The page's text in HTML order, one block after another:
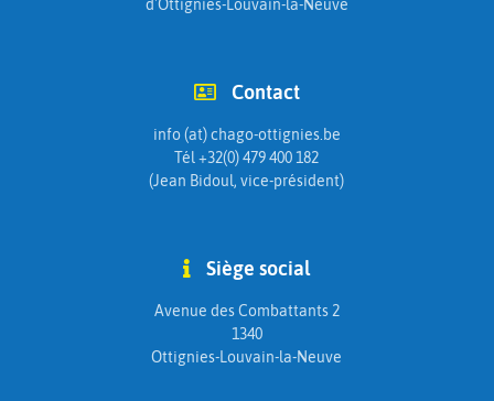
d'Ottignies-Louvain-la-Neuve
Contact
info (at) chago-ottignies.be
Tél +32(0) 479 400 182
(Jean Bidoul, vice-président)
Siège social
Avenue des Combattants 2
1340
Ottignies-Louvain-la-Neuve